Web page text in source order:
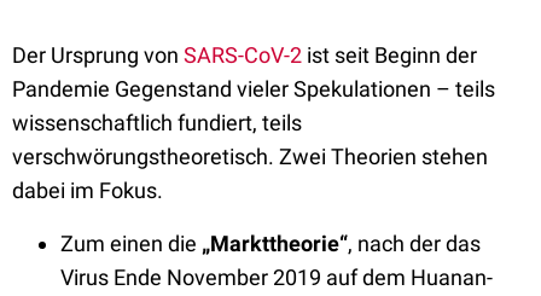
Der Ursprung von SARS-CoV-2 ist seit Beginn der
Pandemie Gegenstand vieler Spekulationen – teils
wissenschaftlich fundiert, teils
verschwörungstheoretisch. Zwei Theorien stehen
dabei im Fokus.
Zum einen die „Markttheorie“, nach der das
Virus Ende November 2019 auf dem Huanan-